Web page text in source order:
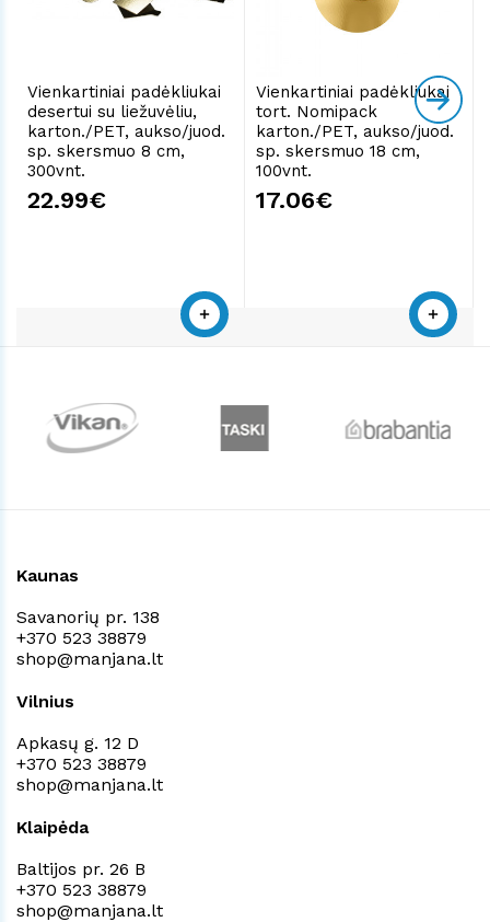
Vienkartiniai padėkliukai
desertui su liežuvėliu,
karton./PET, aukso/juod.
sp. skersmuo 8 cm,
300vnt.
22.99€
Vienkartiniai padėkliukai
tort. Nomipack
karton./PET, aukso/juod.
sp. skersmuo 18 cm,
100vnt.
17.06€
Kaunas
Savanorių pr. 138
+370 523 38879
shop@manjana.lt
Vilnius
Apkasų g. 12 D
+370 523 38879
shop@manjana.lt
Klaipėda
Baltijos pr. 26 B
+370 523 38879
shop@manjana.lt